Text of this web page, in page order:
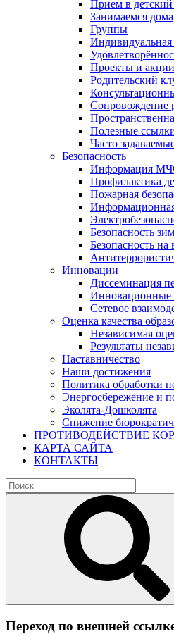
Прием в детский
Занимаемся дома
Группы
Проекты и акции
Родительский
Сопровождение
Полезные
Часто
Безопасность
Информация
Профилактика
Пожарная
Безопасность
Безопасность на
Инновации
Диссеминация
Инновационные
Сетевое
Оценка качества
Независимая
Результаты
Наставничество
Наши достижения
Политика обработки
Энергосбережение и
Эколята-Дошколята
Снижение
ПРОТИВОДЕЙСТВИЕ
КАРТА САЙТА
КОНТАКТЫ
Переход по внешней